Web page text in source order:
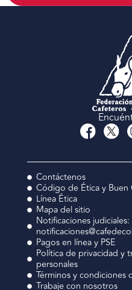
Contáctenos
Código de Ética y Buen
Línea Ética
Mapa del sitio
Notificaciones judiciales:
Pagos en línea y PSE
Política de privacidad y
personales
Términos y
Trabaje con nosotros